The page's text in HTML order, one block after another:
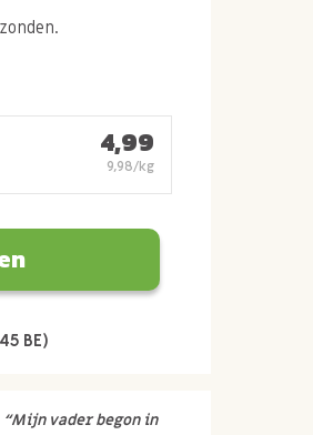
4,99
9,98/kg
BE)
“Mijn vader begon in